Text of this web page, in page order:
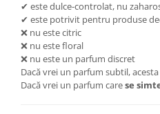
✔ este dulce-controlat, nu
✔ este potrivit pentru produse
❌ nu este citric
❌ nu este floral
❌ nu este un parfum discret
Dacă vrei un parfum subtil,
Dacă vrei un parfum carese